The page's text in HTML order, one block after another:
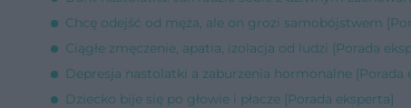
Chcę odejść od męża, ale on grozi samobójstwem
Ciągłe zmęczenie, apatia, izolacja od ludzi [Porada
Depresja nastolatki a zaburzenia hormonalne [Porada
Dziecko bije się po głowie i płacze [Porada eksperta]